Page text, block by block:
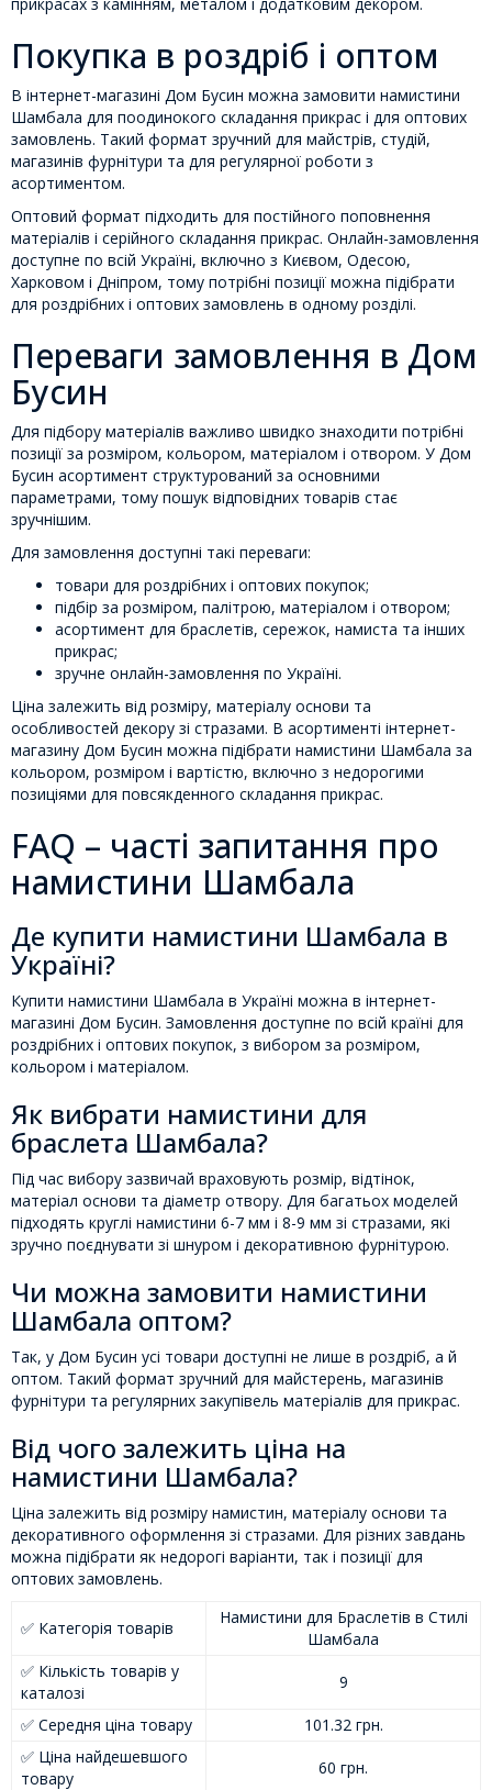
Покупка в роздріб і оптом
В інтернет-магазині Дом Бусин можна замовити намистини
Шамбала для поодинокого складання прикрас і для оптових
замовлень. Такий формат зручний для майстрів, студій,
магазинів фурнітури та для регулярної роботи з
асортиментом.
Оптовий формат підходить для постійного поповнення
матеріалів і серійного складання прикрас. Онлайн-замовлення
доступне по всій Україні, включно з Києвом, Одесою,
Харковом і Дніпром, тому потрібні позиції можна підібрати
для роздрібних і оптових замовлень в одному розділі.
Переваги замовлення в Дом
Бусин
Для підбору матеріалів важливо швидко знаходити потрібні
позиції за розміром, кольором, матеріалом і отвором. У Дом
Бусин асортимент структурований за основними
параметрами, тому пошук відповідних товарів стає
зручнішим.
Для замовлення доступні такі переваги:
товари для роздрібних і оптових покупок;
підбір за розміром, палітрою, матеріалом і отвором;
асортимент для браслетів, сережок, намиста та інших
прикрас;
зручне онлайн-замовлення по Україні.
Ціна залежить від розміру, матеріалу основи та
особливостей декору зі стразами. В асортименті інтернет-
магазину Дом Бусин можна підібрати намистини Шамбала за
кольором, розміром і вартістю, включно з недорогими
позиціями для повсякденного складання прикрас.
FAQ – часті запитання про
намистини Шамбала
Де купити намистини Шамбала в
Україні?
Купити намистини Шамбала в Україні можна в інтернет-
магазині Дом Бусин. Замовлення доступне по всій країні для
роздрібних і оптових покупок, з вибором за розміром,
кольором і матеріалом.
Як вибрати намистини для
браслета Шамбала?
Під час вибору зазвичай враховують розмір, відтінок,
матеріал основи та діаметр отвору. Для багатьох моделей
підходять круглі намистини 6-7 мм і 8-9 мм зі стразами, які
зручно поєднувати зі шнуром і декоративною фурнітурою.
Чи можна замовити намистини
Шамбала оптом?
Так, у Дом Бусин усі товари доступні не лише в роздріб, а й
оптом. Такий формат зручний для майстерень, магазинів
фурнітури та регулярних закупівель матеріалів для прикрас.
Від чого залежить ціна на
намистини Шамбала?
Ціна залежить від розміру намистин, матеріалу основи та
декоративного оформлення зі стразами. Для різних завдань
можна підібрати як недорогі варіанти, так і позиції для
оптових замовлень.
✅ Категорія товарів
Намистини для Браслетів в Стилі
Шамбала
✅ Кількість товарів у
каталозі
9
✅ Середня ціна товару
101.32 грн.
✅ Ціна найдешевшого
товару
60 грн.